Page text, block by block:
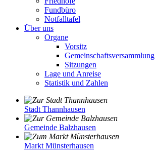
Fundbüro
Notfalltafel
Über uns
Organe
Vorsitz
Gemeinschaftsversammlung
Sitzungen
Lage und Anreise
Statistik und Zahlen
Stadt Thannhausen
Gemeinde Balzhausen
Markt Münsterhausen